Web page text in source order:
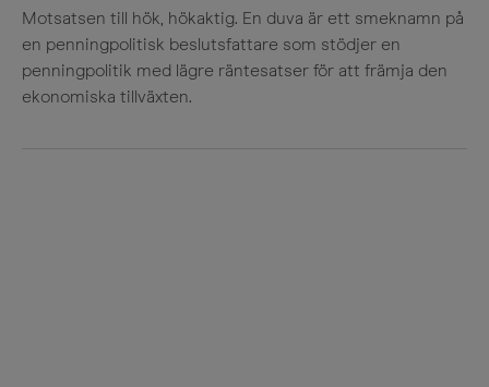
Motsatsen till hök, hökaktig. En duva är ett smeknamn på
en penningpolitisk beslutsfattare som stödjer en
penningpolitik med lägre räntesatser för att främja den
ekonomiska tillväxten.